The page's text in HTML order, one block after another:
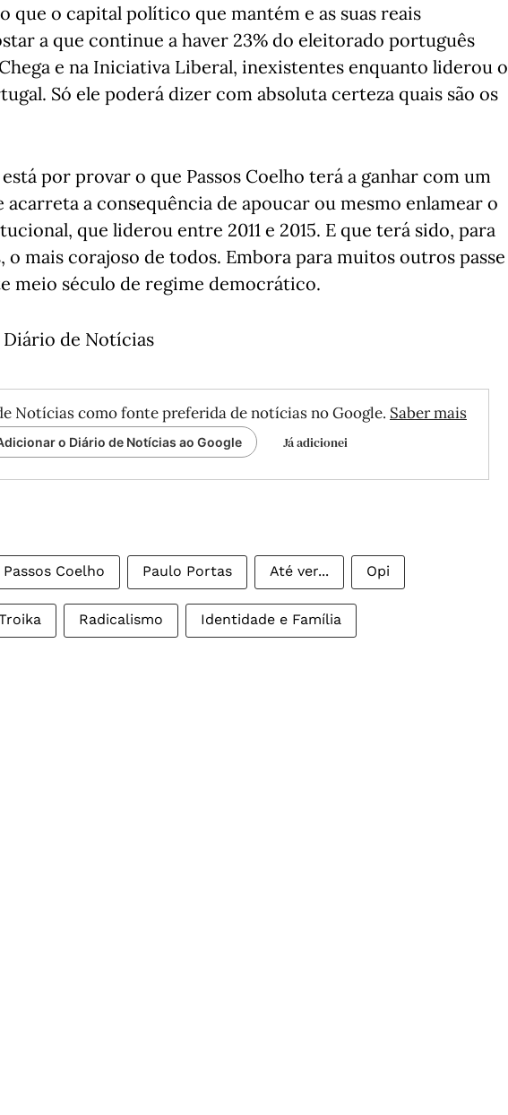
que o capital político que mantém e as suas reais
a que continue a haver 23% do eleitorado português
e na Iniciativa Liberal, inexistentes enquanto liderou o
Só ele poderá dizer com absoluta certeza quais são os
por provar o que Passos Coelho terá a ganhar com um
acarreta a consequência de apoucar ou mesmo enlamear o
que liderou entre 2011 e 2015. E que terá sido, para
mais corajoso de todos. Embora para muitos outros passe
meio século de regime democrático.
Diário de Notícias
Notícias como fonte preferida de notícias no Google. Saber mais
o Diário de Notícias ao Google Já adicionei
Coelho Paulo Portas Até ver... Opi
Radicalismo Identidade e Família